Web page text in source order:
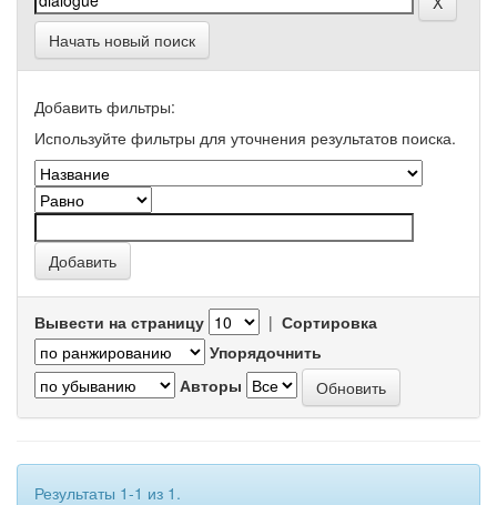
Начать новый поиск
Добавить фильтры:
Используйте фильтры для уточнения результатов поиска.
Вывести на страницу | Сортировка
Упорядочнить
Авторы
Результаты 1-1 из 1.